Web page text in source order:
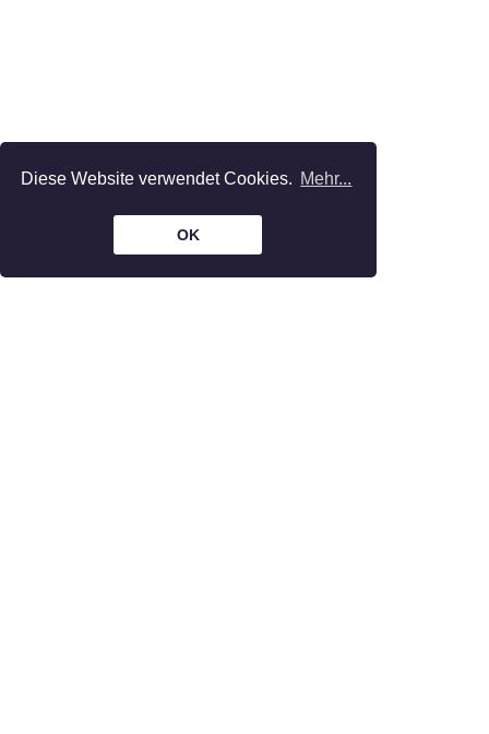
Diese Website verwendet Cookies. Mehr...
OK